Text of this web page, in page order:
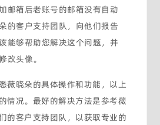
邮箱后老账号的邮箱没有自动
的客户支持团队，向他们报告
能够帮助您解决这个问题，并
改头像。
薇晓朵的具体操作和功能，以上
情况。最好的解决方法是参考薇
的客户支持团队，以获取专业的